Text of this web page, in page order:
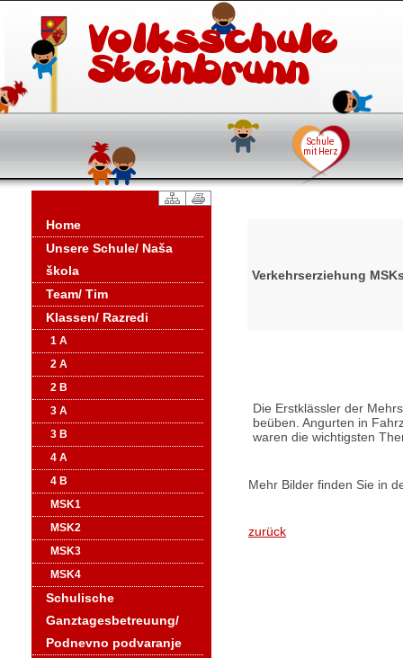
Home
Unsere Schule/ Naša
škola
Team/ Tim
Klassen/ Razredi
1 A
2 A
2 B
3 A
3 B
4 A
4 B
MSK1
MSK2
MSK3
MSK4
Schulische
Ganztagesbetreuung/
Podnevno podvaranje
Verkehrserziehung
Die Erstklässler der
beüben. Angurten in
waren die wichtigsten
Mehr Bilder finden Sie in
zurück